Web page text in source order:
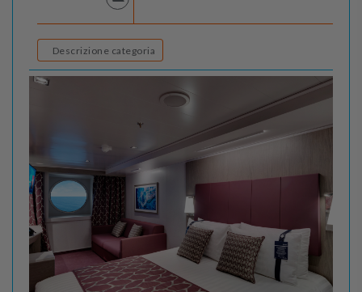
Descrizione categoria